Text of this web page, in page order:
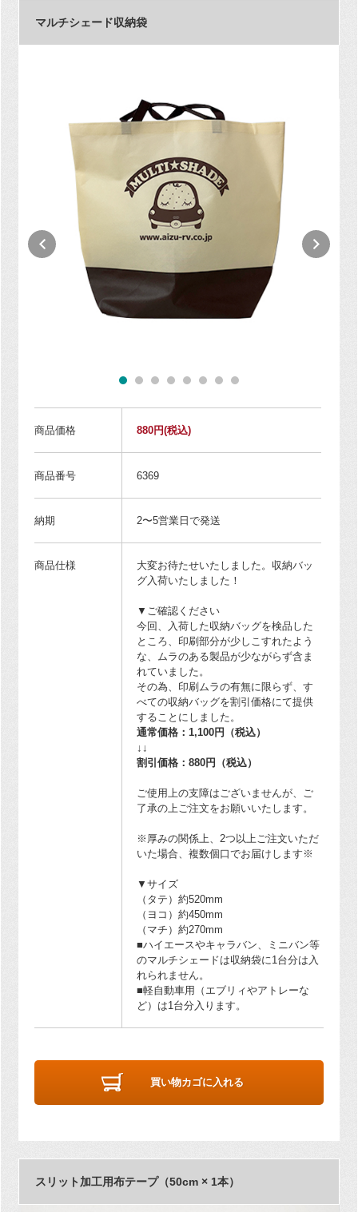
マルチシェード収納袋
商品価格 880円(税込)
商品番号 6369
納期 2〜5営業日で発送
商品仕様
大変お待たせいたしました。収納バッ
グ入荷いたしました！
▼ご確認ください
今回、入荷した収納バッグを検品した
ところ、印刷部分が少しこすれたよう
な、ムラのある製品が少ながらず含ま
れていました。
その為、印刷ムラの有無に限らず、す
べての収納バッグを割引価格にて提供
することにしました。
通常価格：1,100円（税込）
↓↓
割引価格：880円（税込）
ご使用上の支障はございませんが、ご
了承の上ご注文をお願いいたします。
※厚みの関係上、2つ以上ご注文いただ
いた場合、複数個口でお届けします※
▼サイズ
（タテ）約520mm
（ヨコ）約450mm
（マチ）約270mm
■ハイエースやキャラバン、ミニバン等
のマルチシェードは収納袋に1台分は入
れられません。
■軽自動車用（エブリィやアトレーな
ど）は1台分入ります。
買い物カゴに入れる
スリット加工用布テープ（50cm × 1本）